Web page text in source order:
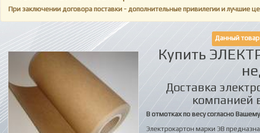
При заключении договора поставки - дополнительные привилегии и лучшие
Данный
Купить
Доставка
компанией
В отмотках по весу согласно Вашему
Электрокартон марки ЭВ